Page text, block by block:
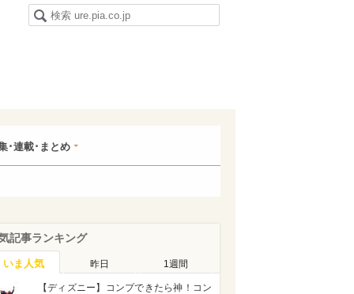
･連載･まとめ
記事ランキング
いま人気 昨日 1週間
【ディズニー】コンプできたら神！コン